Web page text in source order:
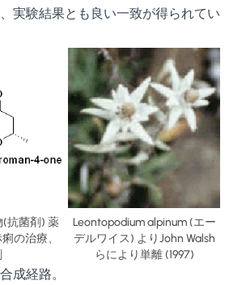
実験結果とも良い一致が得られてい
(抗菌剤) 薬
の治療、
Leontopodium alpinum (エー
デルワイス) よりJohn Walsh
らにより単離 (1997)
成経路。